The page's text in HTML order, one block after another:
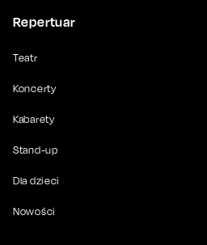
Repertuar
Teatr
Koncerty
Kabarety
Stand-up
Dla dzieci
Nowości